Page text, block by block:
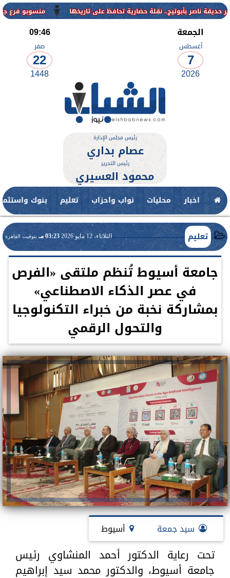
منسوبو فرع جامعة الأزهر للوجه القبلي
الجمعة
أغسطس
7
2026
09:46
صفر
22
1448
رئيس مجلس الإدارة
عصام بداري
رئيس التحرير
محمود العسيري
اخبار محليات نواب واحزاب تعليم بنوك
تعليم الثلاثاء، 12 مايو 2026 03:23 مـ بتوقيت القاهرة
جامعة أسيوط تُنظم ملتقى «الفرص
في عصر الذكاء الاصطناعي»
بمشاركة نخبة من خبراء التكنولوجيا
والتحول الرقمي
سيد جمعة أسيوط
تحت رعاية الدكتور أحمد المنشاوي رئيس
جامعة أسيوط، والدكتور محمد سيد إبراهيم